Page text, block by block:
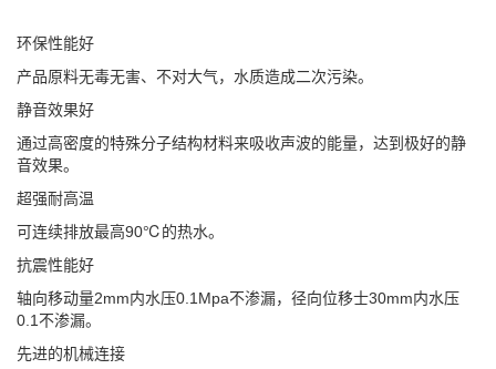
环保性能好
产品原料无毒无害、不对大气，水质造成二次污染。
静音效果好
通过高密度的特殊分子结构材料来吸收声波的能量，达到极好的静
音效果。
超强耐高温
可连续排放最高90℃的热水。
抗震性能好
轴向移动量2mm内水压0.1Mpa不渗漏，径向位移士30mm内水压
0.1不渗漏。
先进的机械连接